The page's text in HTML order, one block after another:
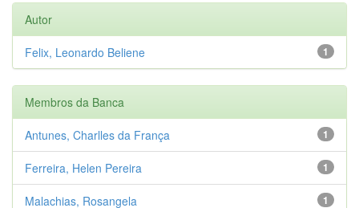
Autor
1
Felix, Leonardo Beliene
Membros da Banca
1
Antunes, Charlles da França
1
Ferreira, Helen Pereira
1
Malachias, Rosangela